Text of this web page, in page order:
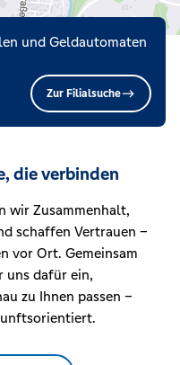
und Geldautomaten
Zur Filialsuche
die verbinden
wir Zusammenhalt,
schaffen Vertrauen –
vor Ort. Gemeinsam
uns dafür ein,
zu Ihnen passen –